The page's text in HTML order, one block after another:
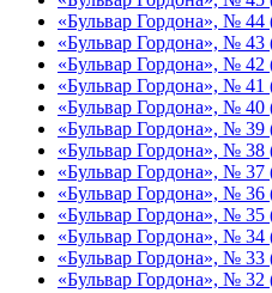
«Бульвар Гордона», № 44
«Бульвар Гордона», № 43
«Бульвар Гордона», № 42
«Бульвар Гордона», № 41
«Бульвар Гордона», № 40
«Бульвар Гордона», № 39
«Бульвар Гордона», № 38
«Бульвар Гордона», № 37
«Бульвар Гордона», № 36
«Бульвар Гордона», № 35
«Бульвар Гордона», № 34
«Бульвар Гордона», № 33
«Бульвар Гордона», № 32